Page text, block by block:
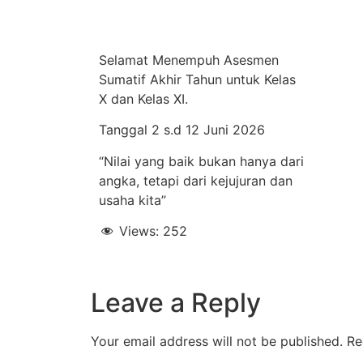
Selamat Menempuh Asesmen
Sumatif Akhir Tahun untuk Kelas
X dan Kelas XI.
Tanggal 2 s.d 12 Juni 2026
“Nilai yang baik bukan hanya dari
angka, tetapi dari kejujuran dan
usaha kita”
Views: 252
Leave a Reply
Your email address will not be published.